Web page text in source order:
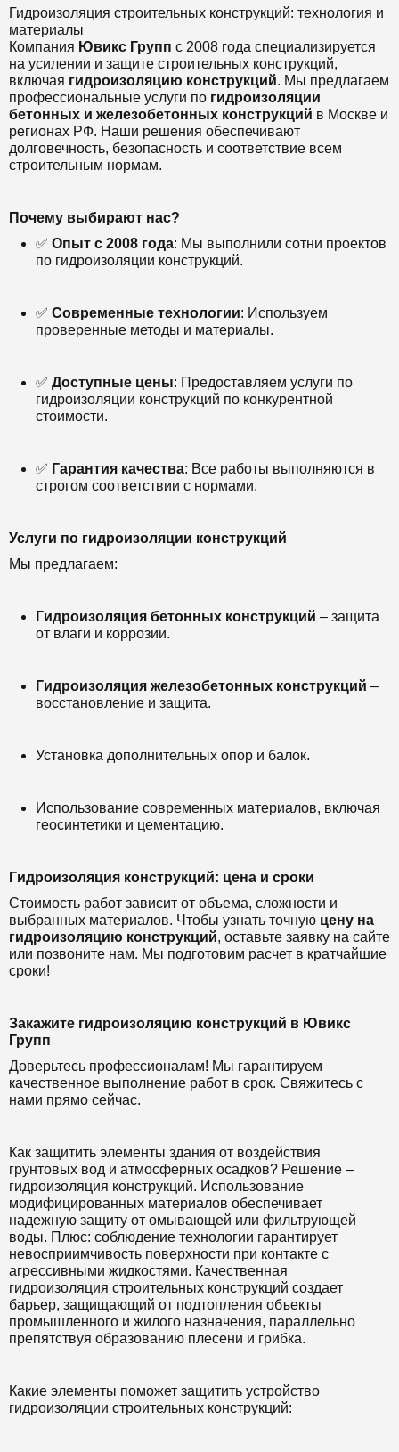
Гидроизоляция строительных конструкций: технология и
материалы
Компания Ювикс Групп с 2008 года специализируется
на усилении и защите строительных конструкций,
включая гидроизоляцию конструкций. Мы предлагаем
профессиональные услуги по гидроизоляции
бетонных и железобетонных конструкций в Москве и
регионах РФ. Наши решения обеспечивают
долговечность, безопасность и соответствие всем
строительным нормам.
Почему выбирают нас?
✅ Опыт с 2008 года: Мы выполнили сотни проектов
по гидроизоляции конструкций.
✅ Современные технологии: Используем
проверенные методы и материалы.
✅ Доступные цены: Предоставляем услуги по
гидроизоляции конструкций по конкурентной
стоимости.
✅ Гарантия качества: Все работы выполняются в
строгом соответствии с нормами.
Услуги по гидроизоляции конструкций
Мы предлагаем:
Гидроизоляция бетонных конструкций – защита
от влаги и коррозии.
Гидроизоляция железобетонных конструкций –
восстановление и защита.
Установка дополнительных опор и балок.
Использование современных материалов, включая
геосинтетики и цементацию.
Гидроизоляция конструкций: цена и сроки
Стоимость работ зависит от объема, сложности и
выбранных материалов. Чтобы узнать точную цену на
гидроизоляцию конструкций, оставьте заявку на сайте
или позвоните нам. Мы подготовим расчет в кратчайшие
сроки!
Закажите гидроизоляцию конструкций в Ювикс
Групп
Доверьтесь профессионалам! Мы гарантируем
качественное выполнение работ в срок. Свяжитесь с
нами прямо сейчас.
Как защитить элементы здания от воздействия
грунтовых вод и атмосферных осадков? Решение –
гидроизоляция конструкций. Использование
модифицированных материалов обеспечивает
надежную защиту от омывающей или фильтрующей
воды. Плюс: соблюдение технологии гарантирует
невосприимчивость поверхности при контакте с
агрессивными жидкостями. Качественная
гидроизоляция строительных конструкций создает
барьер, защищающий от подтопления объекты
промышленного и жилого назначения, параллельно
препятствуя образованию плесени и грибка.
Какие элементы поможет защитить устройство
гидроизоляции строительных конструкций: